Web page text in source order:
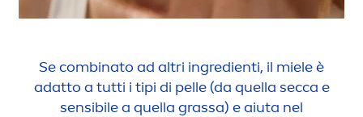
Se combinato ad altri ingredienti, il miele è
adatto a tutti i tipi di pelle (da quella secca e
sensibile a quella grassa) e aiuta nel